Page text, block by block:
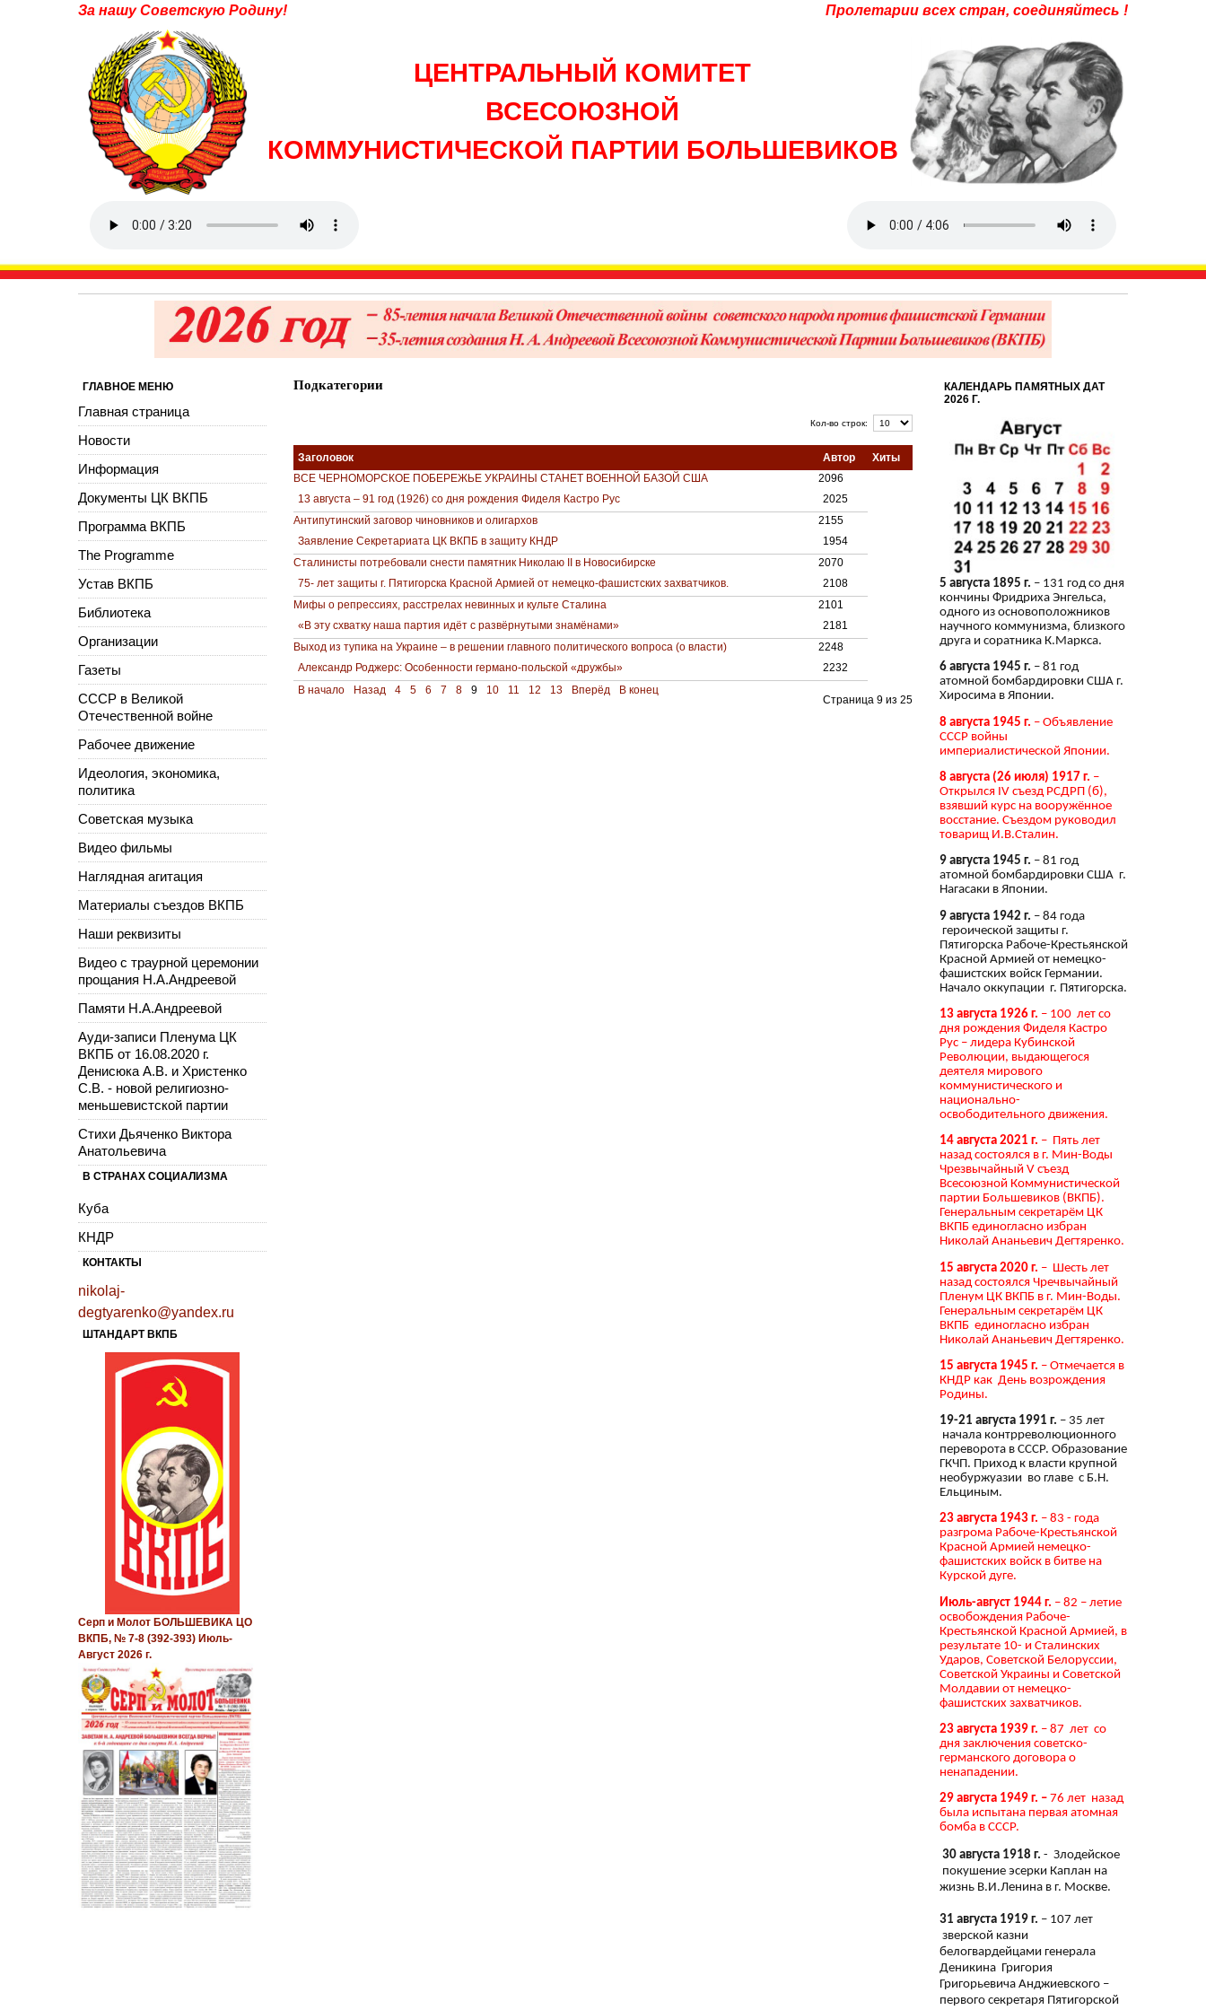
За нашу Советскую Родину! Пролетарии всех стран, соединяйтесь !
ЦЕНТРАЛЬНЫЙ КОМИТЕТ
ВСЕСОЮЗНОЙ
КОММУНИСТИЧЕСКОЙ ПАРТИИ БОЛЬШЕВИКОВ
Подкатегории
Кол-во строк:
Заголовок Автор
Хиты
ВСЕ ЧЕРНОМОРСКОЕ ПОБЕРЕЖЬЕ УКРАИНЫ СТАНЕТ ВОЕННОЙ БАЗОЙ США
2096
13 августа – 91 год (1926) со дня рождения Фиделя Кастро Рус
2025
Антипутинский заговор чиновников и олигархов
2155
Заявление Секретариата ЦК ВКПБ в защиту КНДР
1954
Сталинисты потребовали снести памятник Николаю II в Новосибирске
2070
75- лет защиты г. Пятигорска Красной Армией от немецко-фашистских захватчиков.
2108
Мифы о репрессиях, расстрелах невинных и культе Сталина
2101
«В эту схватку наша партия идёт с развёрнутыми знамёнами»
2181
Выход из тупика на Украине – в решении главного политического вопроса (о власти)
2248
Александр Роджерс: Особенности германо-польской «дружбы»
2232
Страница 9 из 25
В начало Назад 4 5 6 7 8 9 10 11 12 13 Вперёд В конец
ГЛАВНОЕ МЕНЮ
Главная страница
Новости
Информация
Документы ЦК ВКПБ
Программа ВКПБ
The Programme
Устав ВКПБ
Библиотека
Организации
Газеты
СССР в Великой
Отечественной войне
Рабочее движение
Идеология, экономика,
политика
Советская музыка
Видео фильмы
Наглядная агитация
Материалы съездов ВКПБ
Наши реквизиты
Видео с траурной церемонии
прощания Н.А.Андреевой
Памяти Н.А.Андреевой
Ауди-записи Пленума ЦК
ВКПБ от 16.08.2020 г.
Денисюка А.В. и Христенко
С.В. - новой религиозно-
меньшевистской партии
Стихи Дьяченко Виктора
Анатольевича
В СТРАНАХ СОЦИАЛИЗМА
Куба
КНДР
КОНТАКТЫ
nikolaj-
degtyarenko@yandex.ru
ШТАНДАРТ ВКПБ
Серп и Молот БОЛЬШЕВИКА ЦО
ВКПБ, № 7-8 (392-393) Июль-
Август 2026 г.
КАЛЕНДАРЬ ПАМЯТНЫХ ДАТ
2026 Г.
5 августа 1895 г. – 131 год со дня
кончины Фридриха Энгельса,
одного из основоположников
научного коммунизма, близкого
друга и соратника К.Маркса.
6 августа 1945 г. – 81 год
атомной бомбардировки США г.
Хиросима в Японии.
8 августа 1945 г. – Объявление
СССР войны
империалистической Японии.
8 августа (26 июля) 1917 г. –
Открылся IV съезд РСДРП (б),
взявший курс на вооружённое
восстание. Съездом руководил
товарищ И.В.Сталин.
9 августа 1945 г. – 81 год
атомной бомбардировки США г.
Нагасаки в Японии.
9 августа 1942 г. – 84 года
героической защиты г.
Пятигорска Рабоче-Крестьянской
Красной Армией от немецко-
фашистских войск Германии.
Начало оккупации г. Пятигорска.
13 августа 1926 г. – 100 лет со
дня рождения Фиделя Кастро
Рус – лидера Кубинской
Революции, выдающегося
деятеля мирового
коммунистического и
национально-
освободительного движения.
14 августа 2021 г. – Пять лет
назад состоялся в г. Мин-Воды
Чрезвычайный V съезд
Всесоюзной Коммунистической
партии Большевиков (ВКПБ).
Генеральным секретарём ЦК
ВКПБ единогласно избран
Николай Ананьевич Дегтяренко.
15 августа 2020 г. – Шесть лет
назад состоялся Чречвычайный
Пленум ЦК ВКПБ в г. Мин-Воды.
Генеральным секретарём ЦК
ВКПБ единогласно избран
Николай Ананьевич Дегтяренко.
15 августа 1945 г. – Отмечается в
КНДР как День возрождения
Родины.
19-21 августа 1991 г. – 35 лет
начала контрреволюционного
переворота в СССР. Образование
ГКЧП. Приход к власти крупной
необуржуазии во главе с Б.Н.
Ельциным.
23 августа 1943 г. – 83 - года
разгрома Рабоче-Крестьянской
Красной Армией немецко-
фашистских войск в битве на
Курской дуге.
Июль-август 1944 г. – 82 – летие
освобождения Рабоче-
Крестьянской Красной Армией, в
результате 10- и Сталинских
Ударов, Советской Белоруссии,
Советской Украины и Советской
Молдавии от немецко-
фашистских захватчиков.
23 августа 1939 г. – 87 лет со
дня заключения советско-
германского договора о
ненападении.
29 августа 1949 г. – 76 лет назад
была испытана первая атомная
бомба в СССР.
30 августа 1918 г. - Злодейское
покушение эсерки Каплан на
жизнь В.И.Ленина в г. Москве.
31 августа 1919 г. – 107 лет
зверской казни
белогвардейцами генерала
Деникина Григория
Григорьевича Анджиевского –
первого секретаря Пятигорской